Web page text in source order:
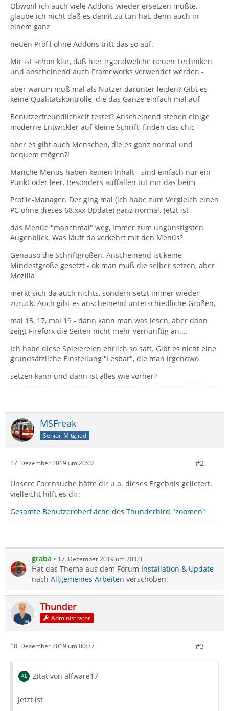
Obwohl ich auch viele Addons wieder ersetzen mußte,
glaube ich nicht daß es damit zu tun hat, denn auch in
einem ganz
neuen Profil ohne Addons tritt das so auf.
Mir ist schon klar, daß hier irgendwelche neuen Techniken
und anscheinend auch Frameworks verwendet werden -
aber warum muß mal als Nutzer darunter leiden? Gibt es
keine Qualitätskontrolle, die das Ganze einfach mal auf
Benutzerfreundlichkeit testet? Anscheinend stehen einige
moderne Entwickler auf kleine Schrift, finden das chic -
aber es gibt auch Menschen, die es ganz normal und
bequem mögen?!
Manche Menüs haben keinen Inhalt - sind einfach nur ein
Punkt oder leer. Besonders auffallen tut mir das beim
Profile-Manager. Der ging mal (ich habe zum Vergleich einen
PC ohne dieses 68.xxx Update) ganz normal. Jetzt ist
das Menüe "manchmal" weg, immer zum ungünstigsten
Augenblick. Was läuft da verkehrt mit den Menüs?
Genauso die Schriftgrößen. Anscheinend ist keine
Mindestgröße gesetzt - ok man muß die selber setzen, aber
Mozilla
merkt sich da auch nichts, sondern setzt immer wieder
zurück. Auch gibt es anscheinend unterschiedliche Größen,
mal 15, 17, mal 19 - dann kann man was lesen, aber dann
zeigt Fireforx die Seiten nicht mehr vernünftig an....
Ich habe diese Spielereien ehrlich so satt. Gibt es nicht eine
grundsätzliche Einstellung "Lesbar", die man irgendwo
setzen kann und dann ist alles wie vorher?
MSFreak
Senior-Mitglied
17. Dezember 2019 um 20:02 #2
Unsere Forensuche hätte dir u.a. dieses Ergebnis geliefert,
vielleicht hilft es dir:
Gesamte Benutzeroberfläche des Thunderbird "zoomen"
graba 17. Dezember 2019 um 20:03
Hat das Thema aus dem Forum Installation & Update
nach Allgemeines Arbeiten verschoben.
Thunder
Administrator
18. Dezember 2019 um 00:37 #3
Zitat von alfware17
Jetzt ist